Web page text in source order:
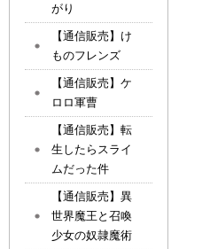
がり
【通信販売】け
ものフレンズ
【通信販売】ケ
ロロ軍曹
【通信販売】転
生したらスライ
ムだった件
【通信販売】異
世界魔王と召喚
少女の奴隷魔術